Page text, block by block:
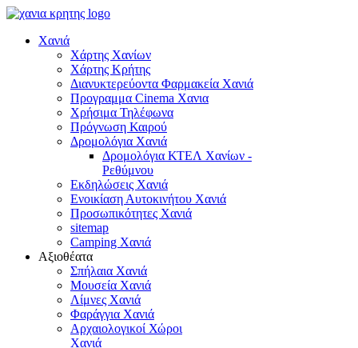
Χανιά
Χάρτης Χανίων
Χάρτης Κρήτης
Διανυκτερεύοντα Φαρμακεία Χανιά
Προγραμμα Cinema Χανια
Χρήσιμα Τηλέφωνα
Πρόγνωση Καιρού
Δρομολόγια Χανιά
Δρομολόγια ΚΤΕΛ Χανίων -
Ρεθύμνου
Εκδηλώσεις Χανιά
Ενοικίαση Αυτοκινήτου Χανιά
Προσωπικότητες Χανιά
sitemap
Camping Χανιά
Αξιοθέατα
Σπήλαια Χανιά
Μουσεία Χανιά
Λίμνες Χανιά
Φαράγγια Χανιά
Αρχαιολογικοί Χώροι
Χανιά